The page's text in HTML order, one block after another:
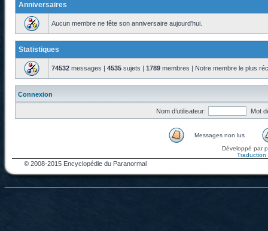
Anniversaires
Aucun membre ne fête son anniversaire aujourd’hui.
Statistiques
74532 messages | 4535 sujets | 1789 membres | Notre membre le plus
Connexion
Nom d’utilisateur: Mot
Messages non lus
Développé par
Traduction
© 2008-2015 Encyclopédie du Paranormal